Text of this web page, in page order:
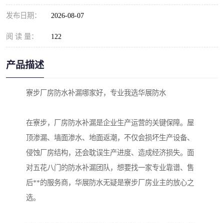
发布日期： 2026-08-07
阅 读 量： 122
产品描述
寮步厂房防水补漏哪家好，专业我选华展防水
在寮步，厂房防水补漏是企业生产运营的关键保障。屋
顶渗漏、墙面渗水、地面返潮，不仅会损坏生产设备、
侵蚀厂房结构，还会耽误生产进度、造成经济损失。面
对五花八门的防水补漏团队，想要找一家专业靠谱、售
后**的服务商，华展防水无疑是寮步厂房业主的放心之
选。